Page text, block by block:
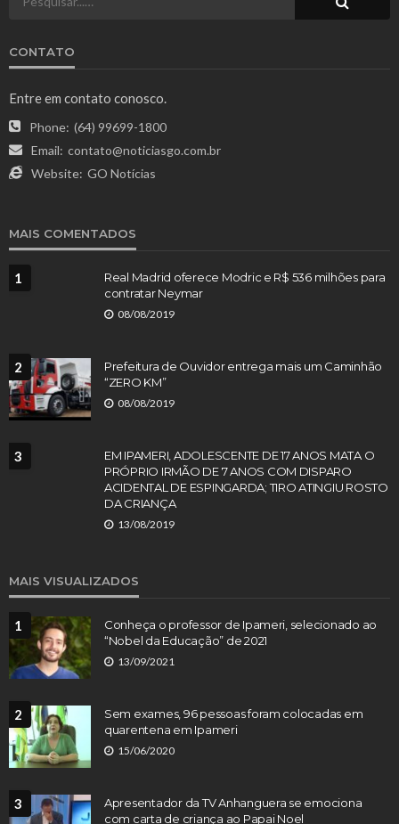
CONTATO
Entre em contato conosco.
Phone: (64) 99699-1800
Email: contato@noticiasgo.com.br
Website: GO Notícias
MAIS COMENTADOS
1
Real Madrid oferece Modric e R$ 536 milhões para
contratar Neymar
08/08/2019
2
Prefeitura de Ouvidor entrega mais um Caminhão
“ZERO KM”
08/08/2019
3
EM IPAMERI, ADOLESCENTE DE 17 ANOS MATA O
PRÓPRIO IRMÃO DE 7 ANOS COM DISPARO
ACIDENTAL DE ESPINGARDA; TIRO ATINGIU ROSTO
DA CRIANÇA
13/08/2019
MAIS VISUALIZADOS
1
Conheça o professor de Ipameri, selecionado ao
“Nobel da Educação” de 2021
13/09/2021
2
Sem exames, 96 pessoas foram colocadas em
quarentena em Ipameri
15/06/2020
3
Apresentador da TV Anhanguera se emociona
com carta de criança ao Papai Noel